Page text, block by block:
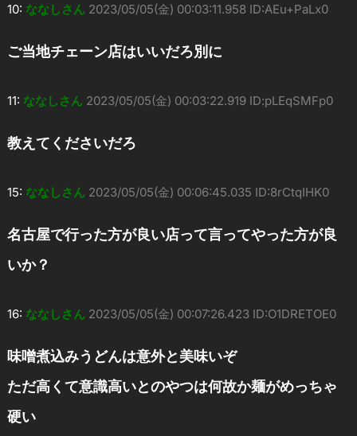
10: ななしさん 2023/05/05(金) 00:03:11.958 ID:AEu+PaLx0
ご当地チェーン店はいいだろ別に
11: ななしさん 2023/05/05(金) 00:03:22.919 ID:pLEqSMFp0
教えてくださいだろ
15: ななしさん 2023/05/05(金) 00:06:45.035 ID:8rCtqIHK0
名古屋で行った方が良い店って言ってやった方が良
いか？
16: ななしさん 2023/05/05(金) 00:07:26.423 ID:O1DRETOE0
味噌煮込みうどんは意外と美味いぞ
ただ高くて意識高いとのやつは何故か麺がめっちゃ
硬い